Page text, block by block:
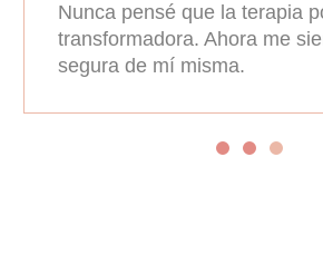
Nunca pensé que la terapia
transformadora. Ahora me
segura de mí misma.